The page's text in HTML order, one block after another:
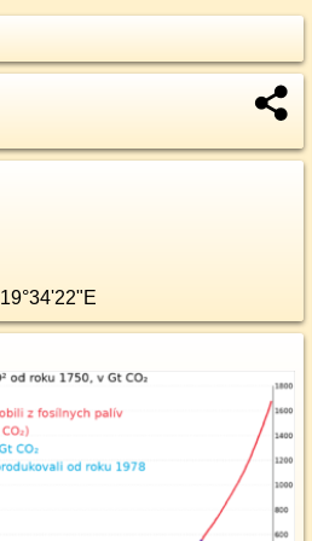
19°34'22"E